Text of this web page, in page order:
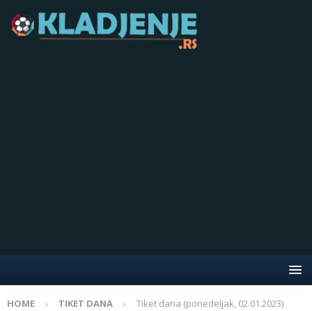
HOME TIKET DANA Tiket dana (ponedeljak, 02.01.2023)